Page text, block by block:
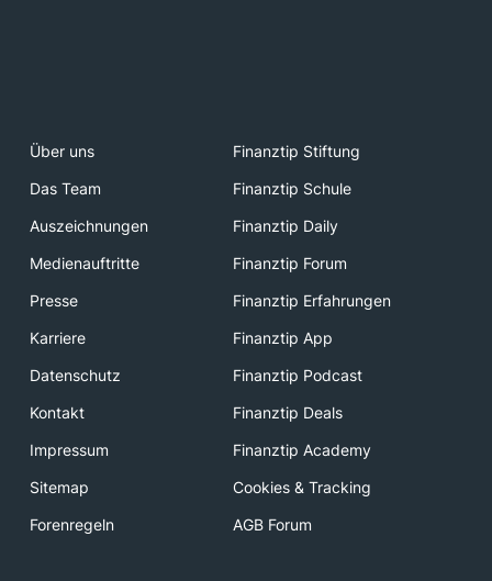
Über uns
Finanztip Stiftung
Das Team
Finanztip Schule
Auszeichnungen
Finanztip Daily
Medienauftritte
Finanztip Forum
Presse
Finanztip Erfahrungen
Karriere
Finanztip App
Datenschutz
Finanztip Podcast
Kontakt
Finanztip Deals
Impressum
Finanztip Academy
Sitemap
Cookies & Tracking
Forenregeln
AGB Forum